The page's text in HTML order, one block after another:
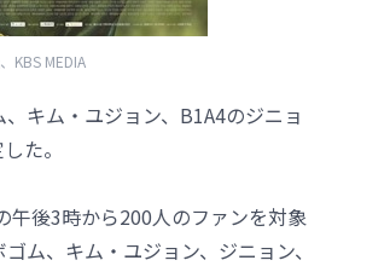
KBS MEDIA
キム・ユジョン、B1A4のジニョ
た。
午後3時から200人のファンを対象
ム、キム・ユジョン、ジニョン、